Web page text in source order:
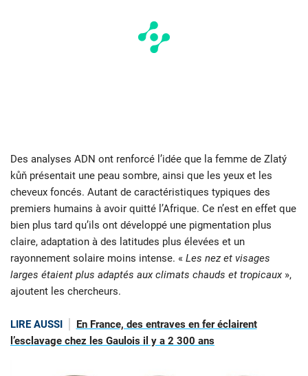
Des analyses ADN ont renforcé l’idée que la femme de Zlatý
kůň présentait une peau sombre, ainsi que les yeux et les
cheveux foncés. Autant de caractéristiques typiques des
premiers humains à avoir quitté l’Afrique. Ce n’est en effet que
bien plus tard qu’ils ont développé une pigmentation plus
claire, adaptation à des latitudes plus élevées et un
rayonnement solaire moins intense. « Les nez et visages
larges étaient plus adaptés aux climats chauds et tropicaux »,
ajoutent les chercheurs.
LIRE AUSSI
En France, des entraves en fer éclairent
l’esclavage chez les Gaulois il y a 2 300 ans